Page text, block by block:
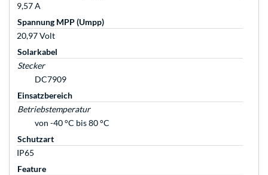
9,57 A
Spannung MPP (Umpp)
20,97 Volt
Solarkabel
Stecker
DC7909
Einsatzbereich
Betriebstemperatur
von -40 °C bis 80 °C
Schutzart
IP65
Feature